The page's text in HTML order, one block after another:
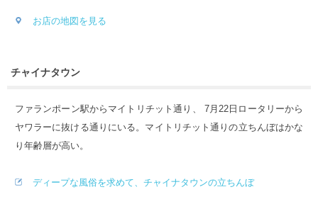
お店の地図を見る
チャイナタウン
ファランポーン駅からマイトリチット通り、 7月22日ロータリーから
ヤワラーに抜ける通りにいる。マイトリチット通りの立ちんぼはかな
り年齢層が高い。
ディープな風俗を求めて、チャイナタウンの立ちんぼ